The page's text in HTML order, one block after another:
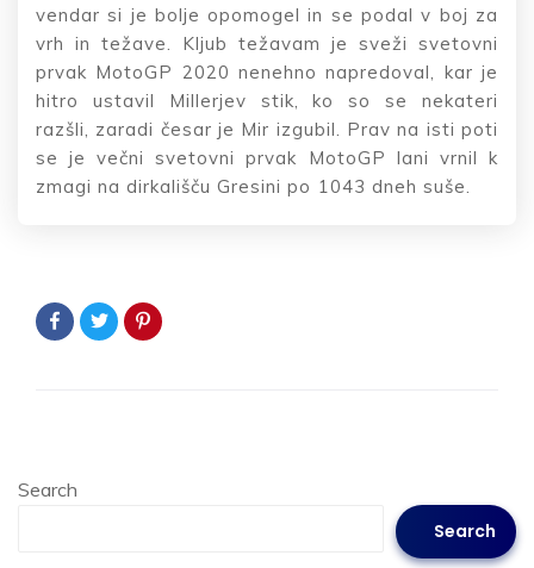
vendar si je bolje opomogel in se podal v boj za
vrh in težave. Kljub težavam je sveži svetovni
prvak MotoGP 2020 nenehno napredoval, kar je
hitro ustavil Millerjev stik, ko so se nekateri
razšli, zaradi česar je Mir izgubil. Prav na isti poti
se je večni svetovni prvak MotoGP lani vrnil k
zmagi na dirkališču Gresini po 1043 dneh suše.
Search
Search